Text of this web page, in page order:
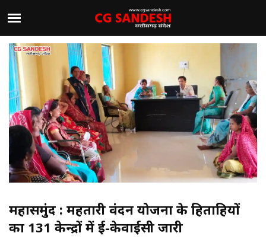
महासमुंद : महतारी वंदन योजना के हितग्राहियों
का 131 केन्द्रों में ई-केवाईसी जारी